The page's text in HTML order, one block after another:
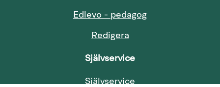
Edlevo - pedagogLänk till annan
Redigera
Självservice
Självservice